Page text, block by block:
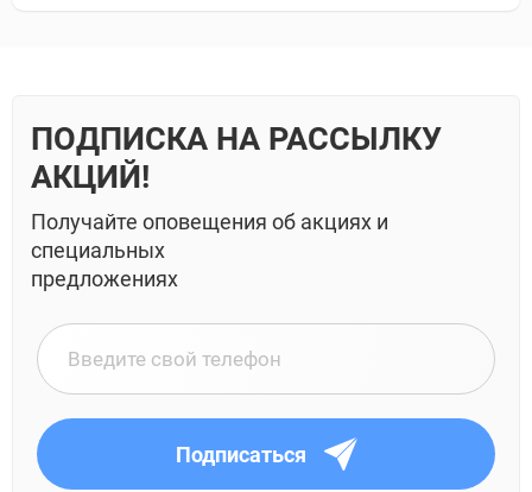
ПОДПИСКА НА РАССЫЛКУ
АКЦИЙ!
Получайте оповещения об акциях и
специальных
предложениях
Подписаться